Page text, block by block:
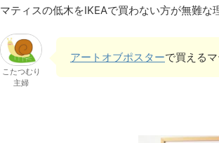
マティスの低木をIKEAで買わない方が無難な
こたつむり
主婦
アートオブポスターで買える